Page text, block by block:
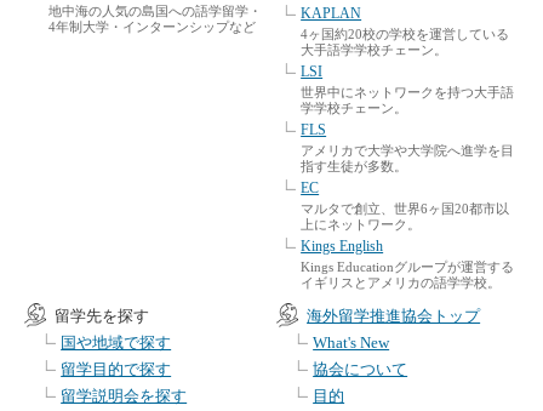
地中海の人気の島国への語学留学・
4年制大学・インターンシップなど
KAPLAN
4ヶ国約20校の学校を運営している
大手語学学校チェーン。
LSI
世界中にネットワークを持つ大手語
学学校チェーン。
FLS
アメリカで大学や大学院へ進学を目
指す生徒が多数。
EC
マルタで創立、世界6ヶ国20都市以
上にネットワーク。
Kings English
Kings Educationグループが運営する
イギリスとアメリカの語学学校。
留学先を探す
国や地域で探す
留学目的で探す
留学説明会を探す
海外留学推進協会トップ
What's New
協会について
目的